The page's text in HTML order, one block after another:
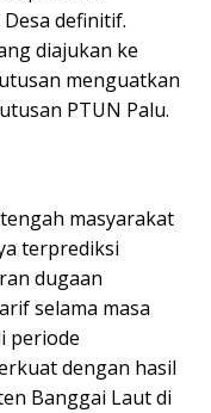
definitif.
diajukan ke
menguatkan
PTUN Palu.
masyarakat
terprediksi
dugaan
selama masa
periode
dengan hasil
Banggai Laut di